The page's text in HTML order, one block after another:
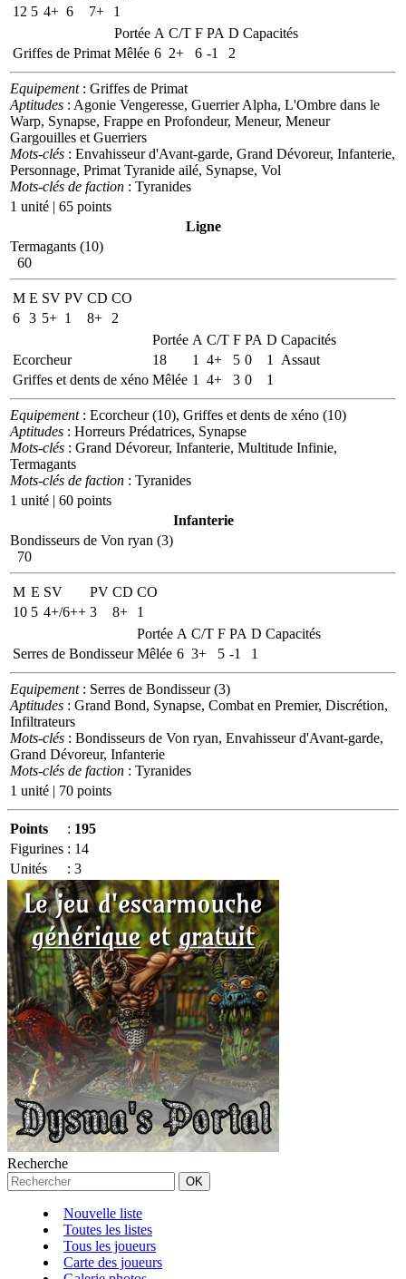
12 5 4+ 6 7+
1
Portée A C/T F PA D Capacités
Griffes de Primat Mêlée 6 2+ 6 -1 2
Equipement: Griffes de Primat
Aptitudes : Agonie Vengeresse, Guerrier Alpha, L'Ombre dans le
Warp, Synapse, Frappe en Profondeur, Meneur, Meneur
Gargouilles et Guerriers
Mots-clés : Envahisseur d'Avant-garde, Grand Dévoreur, Infanterie,
Personnage, Primat Tyranide ailé, Synapse, Vol
Mots-clés de faction : Tyranides
1 unité | 65 points
Ligne
Termagants (10)
60
M E SV PV CD CO
6 3 5+ 1 8+
2
Portée A C/T F PA D Capacités
Ecorcheur
18 1 4+ 5 0 1
Assaut
Griffes et dents de xéno Mêlée 1 4+ 3 0 1
Equipement: Ecorcheur (10), Griffes et dents de xéno (10)
Aptitudes : Horreurs Prédatrices, Synapse
Mots-clés : Grand Dévoreur, Infanterie, Multitude Infinie,
Termagants
Mots-clés de faction : Tyranides
1 unité | 60 points
Infanterie
Bondisseurs de Von ryan (3)
70
M E SV PV CD CO
10 5 4+/6++ 3 8+
1
Portée A C/T F PA D Capacités
Serres de Bondisseur Mêlée 6 3+ 5 -1 1
Equipement: Serres de Bondisseur (3)
Aptitudes : Grand Bond, Synapse, Combat en Premier, Discrétion,
Infiltrateurs
Mots-clés : Bondisseurs de Von ryan, Envahisseur d'Avant-garde,
Grand Dévoreur, Infanterie
Mots-clés de faction : Tyranides
1 unité | 70 points
Points : 195
Figurines : 14
Unités
: 3
Recherche
Nouvelle liste
Toutes les listes
Tous les joueurs
Carte des joueurs